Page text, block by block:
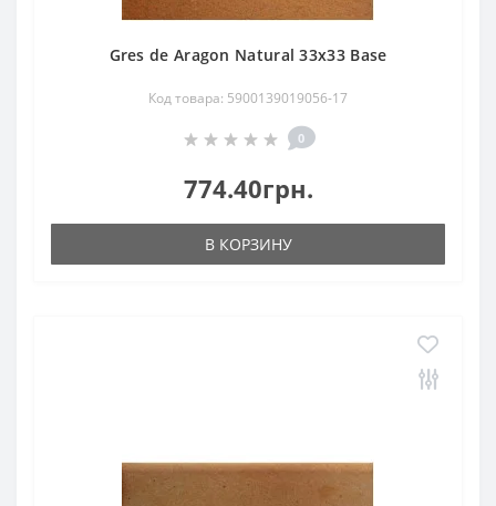
Gres de Aragon Natural 33x33 Base
Код товара: 5900139019056-17
0
774.40грн.
В КОРЗИНУ